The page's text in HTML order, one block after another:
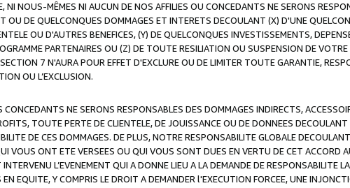
NI NOUS-MÊMES NI AUCUN DE NOS AFFILIES OU CONCEDANTS NE SERONS
OU DE QUELCONQUES DOMMAGES ET INTERETS DECOULANT (X) D'UNE
OU D'AUTRES BENEFICES, (Y) DE QUELCONQUES INVESTISSEMENTS,
PARTENAIRES OU (Z) DE TOUTE RESILIATION OU SUSPENSION DE
7 N'AURA POUR EFFET D'EXCLURE OU DE LIMITER TOUTE GARANTIE,
OU L’EXCLUSION.
NE SERONS RESPONSABLES DES DOMMAGES INDIRECTS,
TOUTE PERTE DE CLIENTELE, DE JOUISSANCE OU DE DONNEES DECOULANT
DE CES DOMMAGES. DE PLUS, NOTRE RESPONSABILITE GLOBALE
VOUS ONT ETE VERSEES OU QUI VOUS SONT DUES EN VERTU DE CET ACCORD
L’EVENEMENT QUI A DONNE LIEU A LA DEMANDE DE RESPONSABILITE
EQUITE, Y COMPRIS LE DROIT A DEMANDER l'EXECUTION FORCEE, UNE